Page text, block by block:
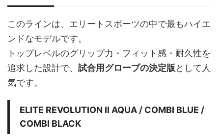
このラインは、エリートスポーツの中で最もハイエ
ンドなモデルです。
トップレベルのグリップ力・フィット感・耐久性を
追求した設計で、 試合用グローブの決定版として人
気です。
ELITE REVOLUTION II AQUA / COMBI BLUE /
COMBI BLACK